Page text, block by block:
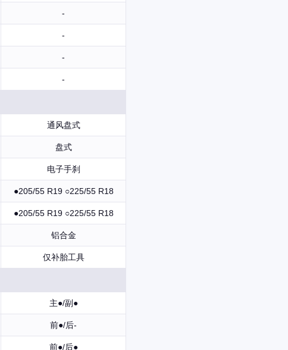
-
-
-
-
通风盘式
盘式
电子手刹
●205/55 R19 ○225/55 R18
●205/55 R19 ○225/55 R18
铝合金
仅补胎工具
主●/副●
前●/后-
前●/后●